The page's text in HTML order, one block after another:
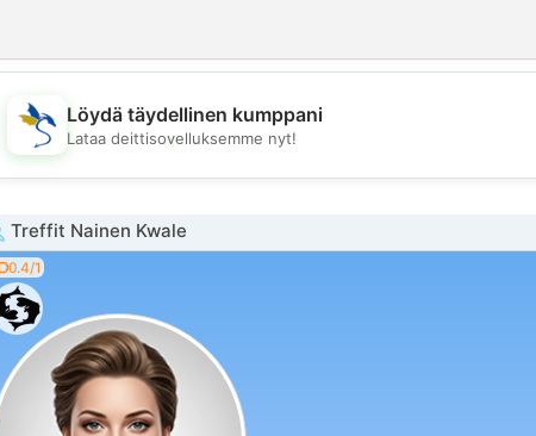
💖
Löydä täydellinen kumppani
Lataa deittisovelluksemme nyt!
Treffit Nainen Kwale
0.4/1